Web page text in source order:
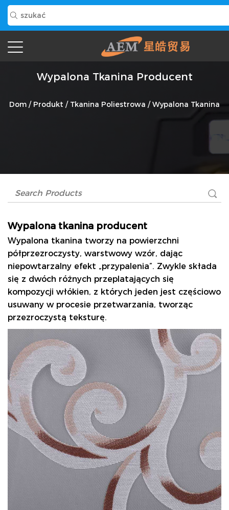
Wypalona Tkanina Producent
Dom / Produkt / Tkanina Poliestrowa /Wypalona Tkanina
Wypalona tkanina producent
Wypalona tkanina tworzy na powierzchni
półprzezroczysty, warstwowy wzór, dając
niepowtarzalny efekt „przypalenia”. Zwykle składa
się z dwóch różnych przeplatających się
kompozycji włókien, z których jeden jest częściowo
usuwany w procesie przetwarzania, tworząc
przezroczystą teksturę.